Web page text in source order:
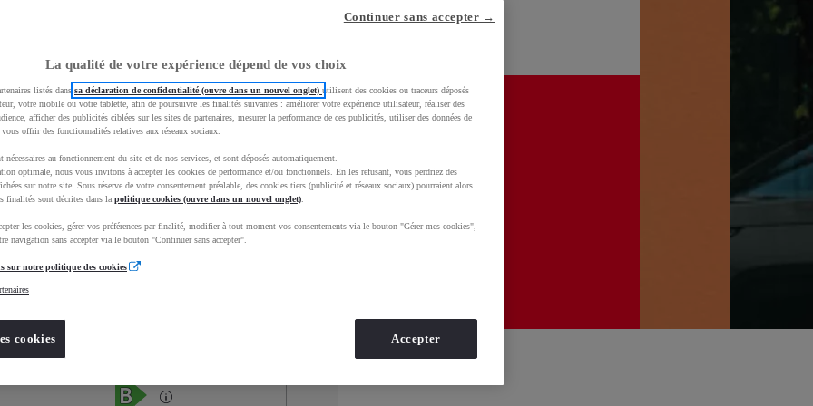
Services Concession
Occasions
La qualité de votre expérience dépend de vos choix
listés dans sa déclaration de confidentialité (ouvre dans un nouvel onglet) utilisent des cookies ou traceurs déposés
votre mobile ou votre tablette, afin de poursuivre les finalités suivantes : améliorer votre expérience utilisateur, réaliser des
afficher des publicités ciblées sur les sites de partenaires, mesurer la performance de ces publicités, utiliser des données de
offrir des fonctionnalités relatives aux réseaux sociaux.
nécessaires au fonctionnement du site et de nos services, et sont déposés automatiquement.
optimale, nous vous invitons à accepter les cookies de performance et/ou fonctionnels. En les refusant, vous perdriez des
sur notre site. Sous réserve de votre consentement préalable, des cookies tiers (publicité et réseaux sociaux) pourraient alors
finalités sont décrites dans la politique cookies (ouvre dans un nouvel onglet)
les cookies, gérer vos préférences par finalité, modifier à tout moment vos consentements via le bouton "Gérer mes cookies",
navigation sans accepter via le bouton "Continuer sans accepter".
sur notre politique des cookies
cookies
Continuer sans accepter →
Accepter